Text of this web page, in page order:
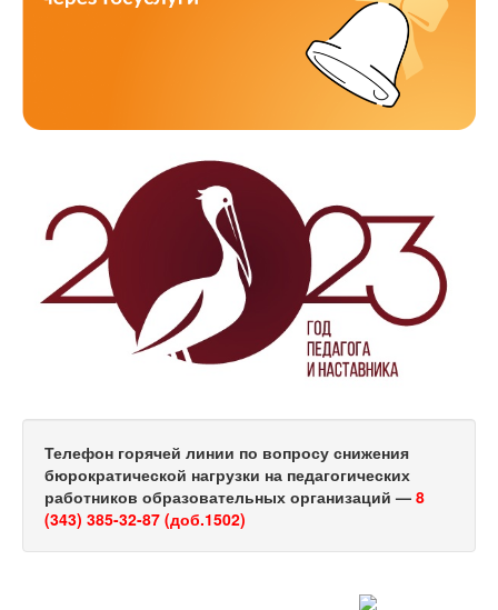
Телефон горячей линии по вопросу снижения
бюрократической нагрузки на педагогических
работников образовательных организаций — 8
(343) 385-32-87 (доб.1502)